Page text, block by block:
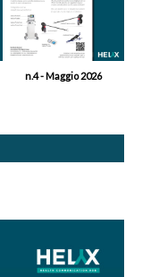
n.4 - Maggio 2026